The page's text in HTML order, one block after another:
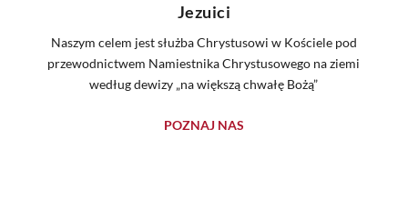
Jezuici
Naszym celem jest służba Chrystusowi w Kościele pod
przewodnictwem Namiestnika Chrystusowego na ziemi
według dewizy „na większą chwałę Bożą”
POZNAJ NAS